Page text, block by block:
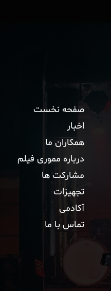
صفحه نخست
اخبار
همکاران ما
درباره مموری فیلم
مشارکت ها
تجهیزات
آکادمی
تماس با ما